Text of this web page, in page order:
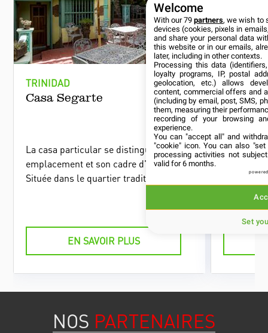
TRINIDAD
Casa Segarte
La casa particular se distingue par son
emplacement et son cadre d'époque.
Située dans le quartier traditionnel de
EN SAVOIR PLUS
TRINIDAD
Hostal
Ce
dans
bonne
de
NOS PARTENAIRES
Welcome
With our 79partners, we wish to
devices (cookies, pixels in
and share your personal data
this website or in our emails,
later, including in other contexts.
Processing this data
loyalty programs, IP, postal
geolocation, etc.) allows
content, commercial offers and
(including by email, post, SMS,
them, measuring their
recording of your browsing
experience.
You can "accept all" and
"cookie" icon. You can also
processing activities not
valid for 6 months.
Set